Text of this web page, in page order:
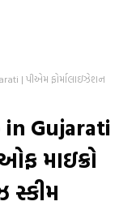
| પીએમ ફોર્માલાઇઝેશન
in Gujarati
માઇક્રો
સ્કીમ